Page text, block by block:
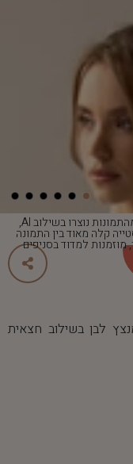
*חלק מהתמונות נוצרו בשילוב AI,
קלה מאוד בין התמונה
מוזמנות למדוד בסניפים
לבן בשילוב חצאית